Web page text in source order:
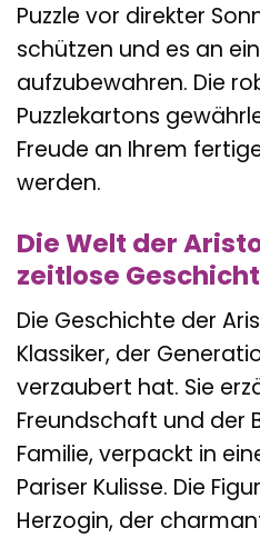
Puzzle vor direkter
schützen und es an
aufzubewahren. Die
Puzzlekartons
Freude an Ihrem
werden.
Die Welt der
zeitlose
Die Geschichte der
Klassiker, der
verzaubert hat. Sie
Freundschaft und der
Familie, verpackt in
Pariser Kulisse. Die
Herzogin, der